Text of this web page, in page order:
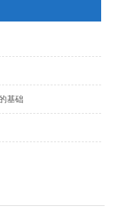
基础